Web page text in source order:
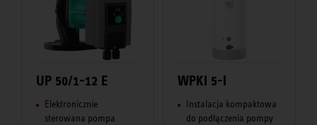
UP 50/1-12 E
Elektronicznie
sterowana pompa
WPKI 5-I
Instalacja kompaktowa
do podłączenia pompy